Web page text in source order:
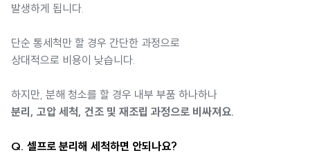
발생하게 됩니다.
단순 통세척만 할 경우 간단한 과정으로
상대적으로 비용이 낮습니다.
하지만, 분해 청소를 할 경우 내부 부품 하나하나
분리, 고압 세척, 건조 및 재조립 과정으로 비싸져요.
Q. 셀프로 분리해 세척하면 안되나요?